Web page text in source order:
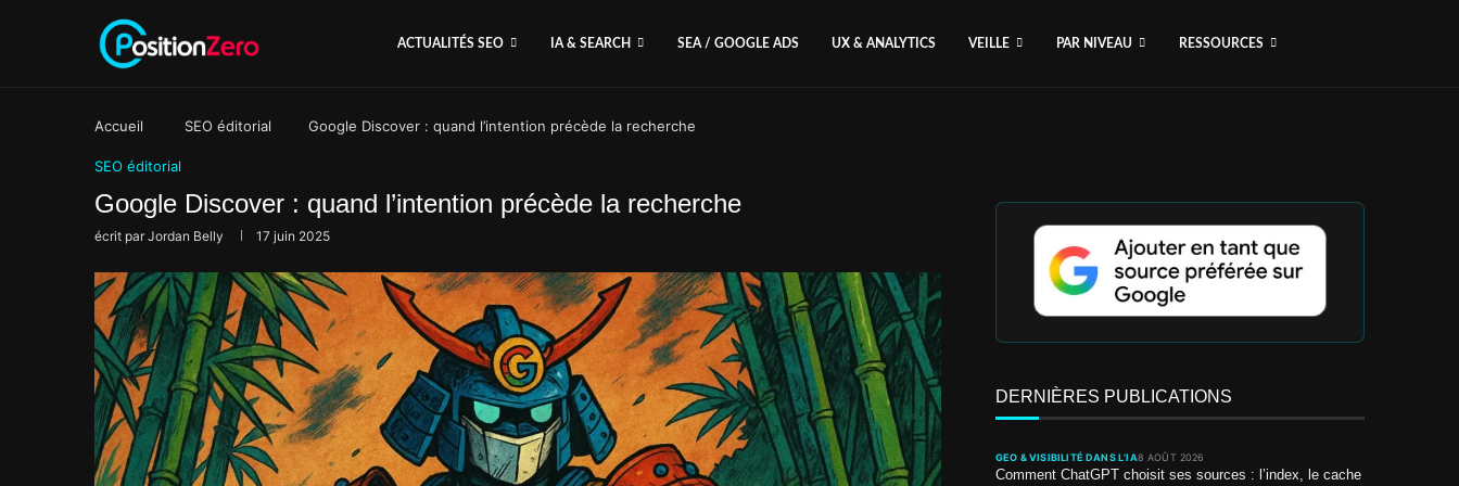
ACTUALITÉS SEO IA & SEARCH SEA / GOOGLE ADS UX & ANALYTICS VEILLE PAR NIVEAU RESSOURCES
Accueil SEO éditorial Google Discover : quand l’intention précède la recherche
SEO éditorial
Google Discover : quand l’intention précède la recherche
écrit parJordan Belly 17 juin 2025
DERNIÈRES PUBLICATIONS
GEO & VISIBILITÉ DANS L’IA8 AOÛT 2026
Comment ChatGPT choisit ses sources : l’index, le cache